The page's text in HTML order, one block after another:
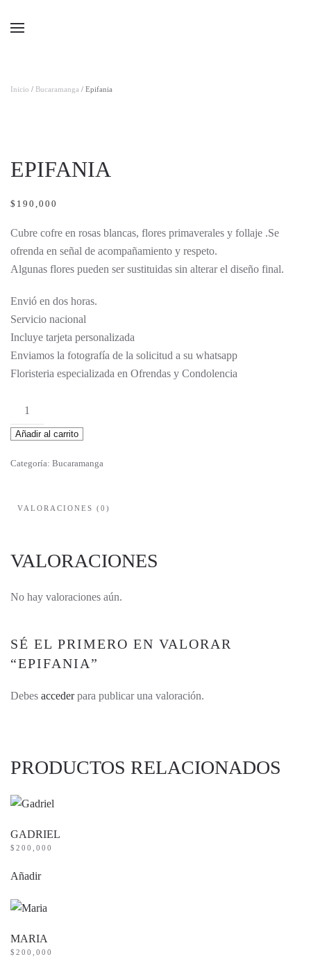
Inicio / Bucaramanga / Epifania
EPIFANIA
$ 190,000
Cubre cofre en rosas blancas, flores primaverales y follaje .Se
ofrenda en señal de acompañamiento y respeto.
Algunas flores pueden ser sustituidas sin alterar el diseño final.
Envió en dos horas.
Servicio nacional
Incluye tarjeta personalizada
Enviamos la fotografía de la solicitud a su whatsapp
Floristeria especializada en Ofrendas y Condolencia
Epifania
cantidad
Añadir al carrito
Categoría: Bucaramanga
VALORACIONES (0)
VALORACIONES
No hay valoraciones aún.
SÉ EL PRIMERO EN VALORAR
“EPIFANIA”
Debes accederpara publicar una valoración.
PRODUCTOS RELACIONADOS
GADRIEL
$ 200,000
Añadir
MARIA
$ 200,000